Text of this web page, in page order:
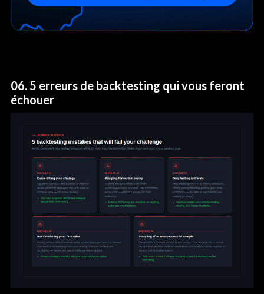
06. 5 erreurs de backtesting qui vous feront
échouer